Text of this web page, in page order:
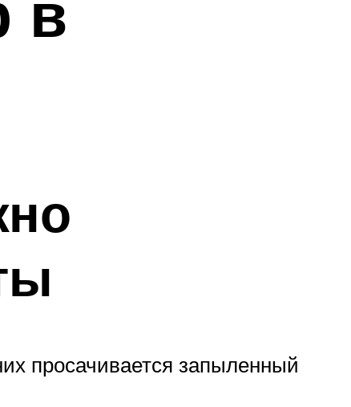
просачивается запыленный